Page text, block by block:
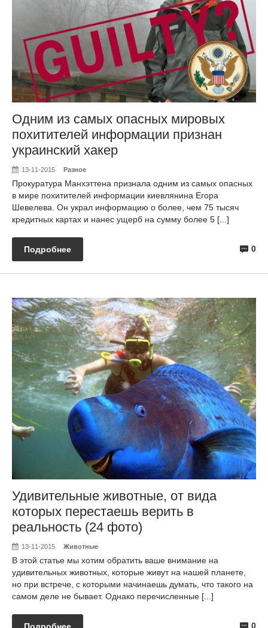
Одним из самых опасных мировых
похитителей информации признан
украинский хакер
13-11-2015 Разное
Прокуратура Манхэттена признала одним из самых опасных
в мире похитителей информации киевлянина Егора
Шевелева. Он украл информацию о более, чем 75 тысяч
кредитных картах и нанес ущерб на сумму более 5 [...]
0
Подробнее
Удивительные животные, от вида
которых перестаешь верить в
реальность (24 фото)
13-11-2015 Животные
В этой статье мы хотим обратить ваше внимание на
удивительных животных, которые живут на нашей планете,
но при встрече, с которыми начинаешь думать, что такого на
самом деле не бывает. Однако перечисленные [...]
0